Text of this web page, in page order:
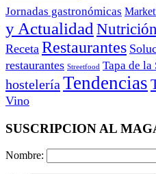
Jornadas gastronómicas
y Actualidad Nutrición
Receta Restaurantes
restaurantes Streetfood Tapa de la
hostelería Tendencias
Vino
SUSCRIPCION AL
Nombre: